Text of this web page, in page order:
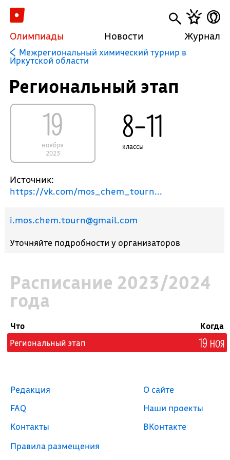
Олимпиады Новости Журнал
Межрегиональный химический турнир в
Иркутской области
Расписание 2023/2024
года
Что
Когда
Региональный этап
19 ноя
Региональный этап
19
ноября
2023
8–11
классы
Источник:
https://vk.com/mos_chem_tourn...
i.mos.chem.tourn@gmail.com
Уточняйте подробности у организаторов
Редакция
FAQ
Контакты
Правила размещения
О сайте
Наши проекты
ВКонтакте